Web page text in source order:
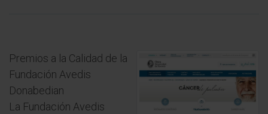
Premios a la Calidad de la
Fundación Avedis
Donabedian
La Fundación Avedis